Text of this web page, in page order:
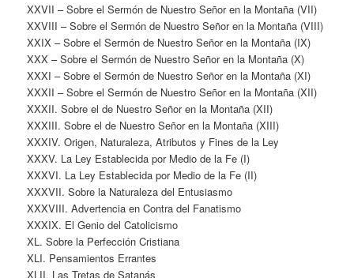
XXVII – Sobre el Sermón de Nuestro Señor en la Montaña (VII)
XXVIII – Sobre el Sermón de Nuestro Señor en la Montaña (VIII)
XXIX – Sobre el Sermón de Nuestro Señor en la Montaña (IX)
XXX – Sobre el Sermón de Nuestro Señor en la Montaña (X)
XXXI – Sobre el Sermón de Nuestro Señor en la Montaña (XI)
XXXII – Sobre el Sermón de Nuestro Señor en la Montaña (XII)
XXXII. Sobre el de Nuestro Señor en la Montaña (XII)
XXXIII. Sobre el de Nuestro Señor en la Montaña (XIII)
XXXIV. Origen, Naturaleza, Atributos y Fines de la Ley
XXXV. La Ley Establecida por Medio de la Fe (I)
XXXVI. La Ley Establecida por Medio de la Fe (II)
XXXVII. Sobre la Naturaleza del Entusiasmo
XXXVIII. Advertencia en Contra del Fanatismo
XXXIX. El Genio del Catolicismo
XL. Sobre la Perfección Cristiana
XLI. Pensamientos Errantes
XLII. Las Tretas de Satanás